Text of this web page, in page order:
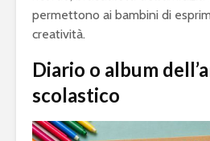
permettono ai bambini di
creatività.
Diario o album
scolastico